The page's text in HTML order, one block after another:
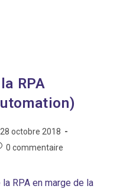
RPA
28 octobre 2018
0 commentaire
RPA en marge de la